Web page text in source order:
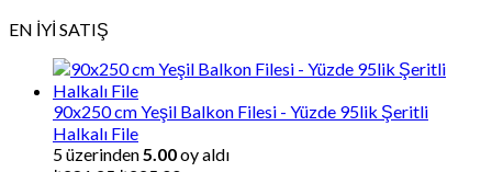
EN İYİ SATIŞ
90x250 cm Yeşil Balkon Filesi - Yüzde 95lik Şeritli
Halkalı File
5 üzerinden 5.00oy aldı